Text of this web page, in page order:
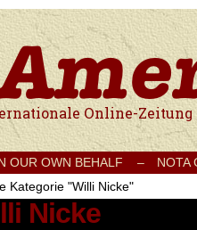
Onlinezeitung für Frieden,
OUR OWN BEHALF –
NOTA
Kategorie "Willi Nicke"
Nicke